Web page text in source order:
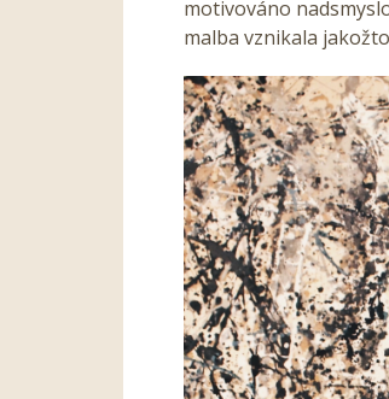
motivováno
malba vznikala